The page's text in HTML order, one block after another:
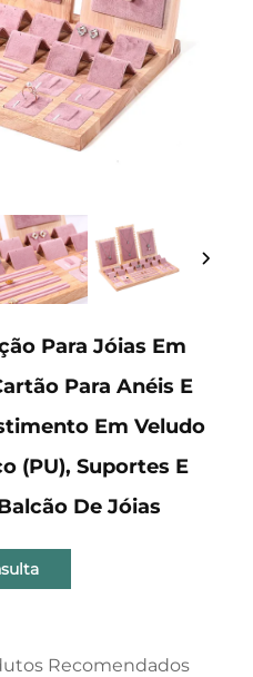
Para Jóias Em
Para Anéis E
Em Veludo
(PU), Suportes E
De Jóias
Recomendados